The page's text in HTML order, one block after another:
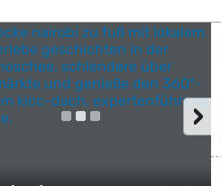
›